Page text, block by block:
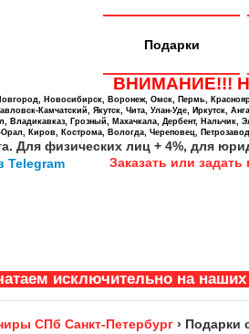
Подарки
ВНИМАНИЕ!!!
Новосибирск, Воронеж, Омск, Пермь,
Камчатский, Якутск, Чита, Улан-Уде, Иркутск,
Владикавказ, Грозный, Махачкала, Дербент,
Киров, Кострома, Вологда, Череповец,
Для физических лиц + 4%, для
Заказать или
исключительно на
СПб Санкт-Петербург › Подарки